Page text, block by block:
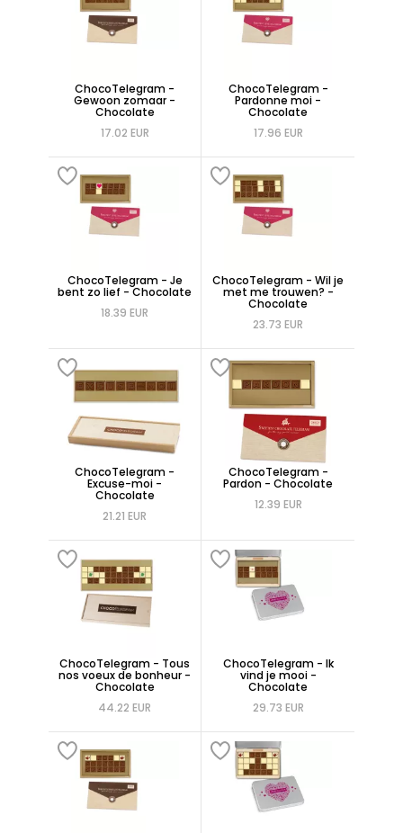
ChocoTelegram -
Gewoon zomaar -
Chocolate
17.02 EUR
ChocoTelegram -
Pardonne moi -
Chocolate
17.96 EUR
ChocoTelegram - Je
bent zo lief - Chocolate
18.39 EUR
ChocoTelegram - Wil je
met me trouwen? -
Chocolate
23.73 EUR
ChocoTelegram -
Excuse-moi -
Chocolate
21.21 EUR
ChocoTelegram -
Pardon - Chocolate
12.39 EUR
ChocoTelegram - Tous
nos voeux de bonheur -
Chocolate
44.22 EUR
ChocoTelegram - Ik
vind je mooi -
Chocolate
29.73 EUR